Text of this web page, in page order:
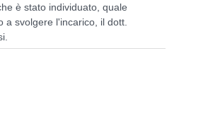
è stato individuato, quale
a svolgere l'incarico, il dott.